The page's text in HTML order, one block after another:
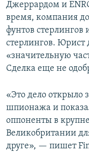
Джеррардом и
время, компания
фунтов стерлингов
стерлингов. Юрист
«значительную
Сделка еще не
«Это дело открыло
шпионажа и
оппоненты в
Великобритании
друге», — пишет